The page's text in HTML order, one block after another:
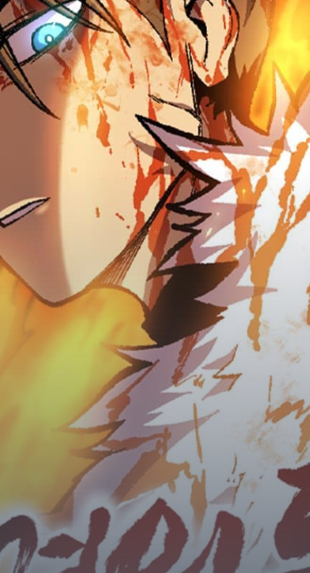
Adventure
Tu Tiên
Ngôn Tình
Slice Of Life
School Life
Supernatural
Xuyên Không
Shounen
Webtoon
Sci-Fi
Tragedy
#Sủng Ngọt